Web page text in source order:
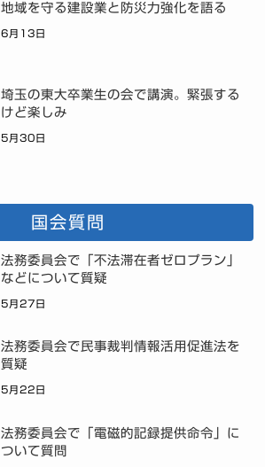
地域を守る建設業と防災力強化を語る
6月13日
埼玉の東大卒業生の会で講演。緊張する
けど楽しみ
5月30日
国会質問
法務委員会で「不法滞在者ゼロプラン」
などについて質疑
5月27日
法務委員会で民事裁判情報活用促進法を
質疑
5月22日
法務委員会で「電磁的記録提供命令」に
ついて質問